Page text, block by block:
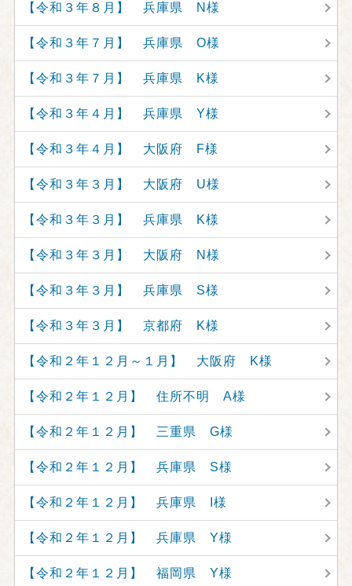
【令和３年８月】 兵庫県 N様
【令和３年７月】 兵庫県 O様
【令和３年７月】 兵庫県 K様
【令和３年４月】 兵庫県 Y様
【令和３年４月】 大阪府 F様
【令和３年３月】 大阪府 U様
【令和３年３月】 兵庫県 K様
【令和３年３月】 大阪府 N様
【令和３年３月】 兵庫県 S様
【令和３年３月】 京都府 K様
【令和２年１２月～１月】 大阪府 K様
【令和２年１２月】 住所不明 A様
【令和２年１２月】 三重県 G様
【令和２年１２月】 兵庫県 S様
【令和２年１２月】 兵庫県 I様
【令和２年１２月】 兵庫県 Y様
【令和２年１２月】 福岡県 Y様